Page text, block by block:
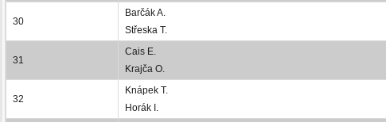
30
Barčák A.
Střeska T.
31
Cais E.
Krajča O.
32
Knápek T.
Horák I.